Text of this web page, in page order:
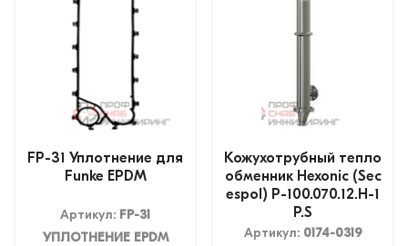
FP-31 Уплотнение для
Funke EPDM
Артикул: FP-31
УПЛОТНЕНИЕ EPDM
Кожухотрубный тепло
обменник Hexonic (Sec
espol) P-100.070.12.H-1
P.S
Артикул: 0174-0319